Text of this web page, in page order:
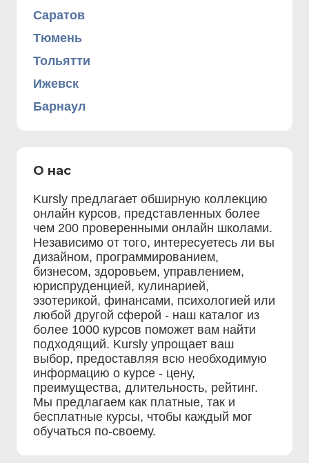
Саратов
Тюмень
Тольятти
Ижевск
Барнаул
О нас
Kursly предлагает обширную коллекцию
онлайн курсов, представленных более
чем 200 проверенными онлайн школами.
Независимо от того, интересуетесь ли вы
дизайном, программированием,
бизнесом, здоровьем, управлением,
юриспруденцией, кулинарией,
эзотерикой, финансами, психологией или
любой другой сферой - наш каталог из
более 1000 курсов поможет вам найти
подходящий. Kursly упрощает ваш
выбор, предоставляя всю необходимую
информацию о курсе - цену,
преимущества, длительность, рейтинг.
Мы предлагаем как платные, так и
бесплатные курсы, чтобы каждый мог
обучаться по-своему.